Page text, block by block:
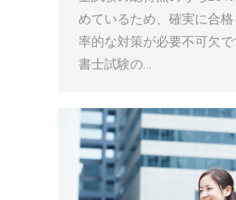
めているため、確実に合
率的な対策が必要不可欠
書士試験の…